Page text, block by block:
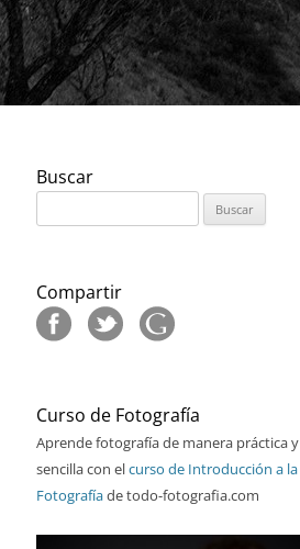
Buscar
Compartir
Curso de Fotografía
Aprende fotografía de manera práctica y
sencilla con elcurso de Introducción a la
Fotografíade todo-fotografia.com